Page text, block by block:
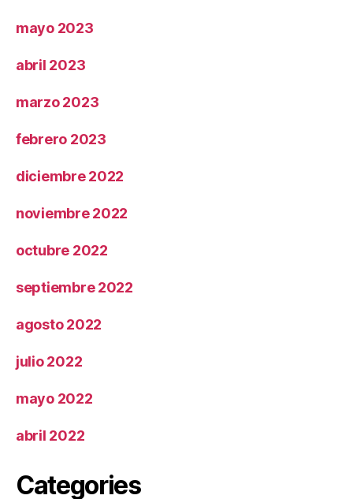
mayo 2023
abril 2023
marzo 2023
febrero 2023
diciembre 2022
noviembre 2022
octubre 2022
septiembre 2022
agosto 2022
julio 2022
mayo 2022
abril 2022
Categories